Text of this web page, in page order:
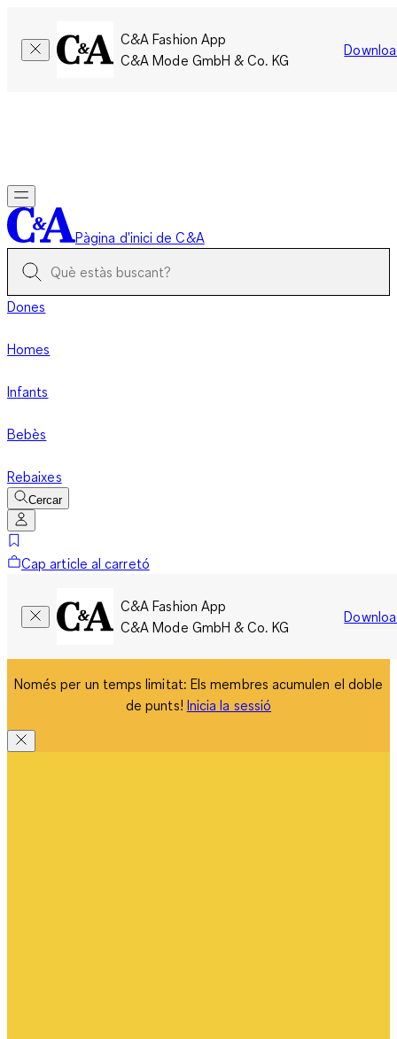
C&A Fashion App
C&A Mode GmbH & Co. KG
Pàgina d'inici de C&A
Dones
Homes
Infants
Bebès
Rebaixes
Cercar
Cap article al carretó
C&A Fashion App
C&A Mode GmbH & Co. KG
Només per un temps limitat: Els membres acumulen el doble
de punts! Inicia la sessió